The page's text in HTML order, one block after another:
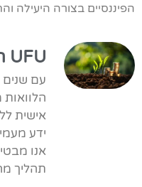
הפיננסיים בצורה היעילה
UFU הלוואות
אישית
ידע
אנו
תהליך